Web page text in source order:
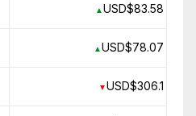
▲USD$83.58
▲USD$78.07
▼USD$306.1